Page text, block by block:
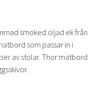
smoked oljad ek från
som passar in i
av stolar. Thor matbord